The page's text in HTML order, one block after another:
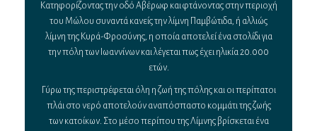
Κατηφορίζοντας την οδό Αβέρωφ και φτάνοντας στην περιοχή
του Μώλου συναντά κανείς την λίμνη Παμβώτιδα, ή αλλιώς
λίμνη της Κυρά-Φροσύνης, η οποία αποτελεί ένα στολίδι για
την πόλη των Ιωαννίνων και λέγεται πως έχει ηλικία 20.000
ετών.
Γύρω της περιστρέφεται όλη η ζωή της πόλης και οι περίπατοι
πλάι στο νερό αποτελούν αναπόσπαστο κομμάτι της ζωής
των κατοίκων. Στο μέσο περίπου της Λίμνης βρίσκεται ένα